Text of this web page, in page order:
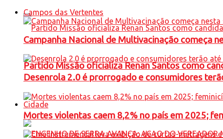
Partido Missão oficializa Renan Santos como
Cidade
Campos das Vertentes
Campanha Nacional de Multivacinação começa
Desenrola 2.0 é prorrogado e consumidores
Mortes violentas caem 8,2% no país em 2025;